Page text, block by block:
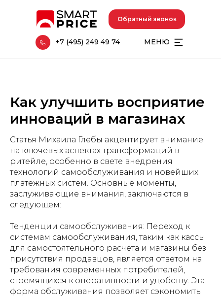
МЕНЮ
Обратный звонок
+7 (495) 249 49 74
Как улучшить восприятие
инноваций в магазинах
Статья Михаила Глебы акцентирует внимание
на ключевых аспектах трансформаций в
ритейле, особенно в свете внедрения
технологий самообслуживания и новейших
платёжных систем. Основные моменты,
заслуживающие внимания, заключаются в
следующем:
Тенденции самообслуживания: Переход к
системам самообслуживания, таким как кассы
для самостоятельного расчёта и магазины без
присутствия продавцов, является ответом на
требования современных потребителей,
стремящихся к оперативности и удобству. Эта
форма обслуживания позволяет сэкономить